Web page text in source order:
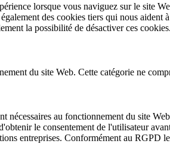
lorsque vous naviguez sur le site
des cookies tiers qui nous
la possibilité de désactiver ces
du site Web. Cette catégorie ne
nécessaires au fonctionnement du site
le consentement de l'utilisateur
entreprises. Conformément au RGPD